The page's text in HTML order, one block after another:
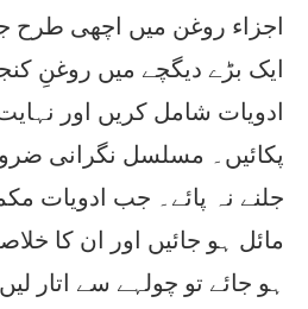
اجزاء روغن میں اچھی
ایک بڑے دیگچے میں روغنِ
ادویات شامل کریں اور
پکائیں۔ مسلسل نگرانی
جلنے نہ پائے۔ جب ادویات
مائل ہو جائیں اور ان کا
ہو جائے تو چولہے سے اتار